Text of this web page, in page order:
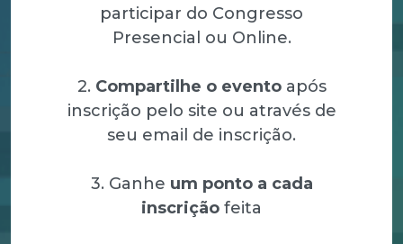
participar do Congresso
Presencial ou Online.
2. Compartilhe o eventoapós
inscrição pelo site ou através de
seu email de inscrição.
3. Ganhe um ponto a cada
inscrição feita